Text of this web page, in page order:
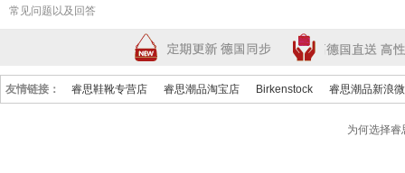
常见问题以及回答
友情链接： 睿思鞋靴专营店 睿思潮品淘宝店 Birkenstock 睿思潮品新浪
为何选择睿